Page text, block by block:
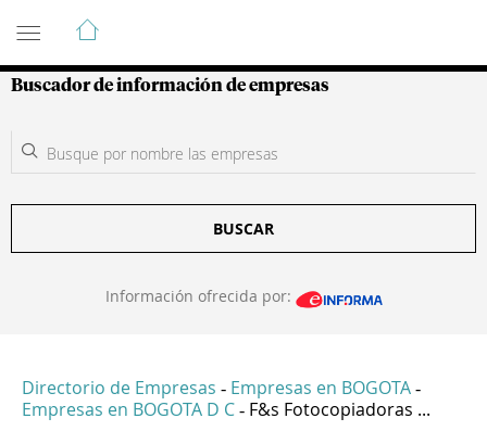
Guía de Empresas Colombianas
Buscador de información de empresas
BUSCAR
Información ofrecida por:
Directorio de Empresas - Empresas en BOGOTA -
Empresas en BOGOTA D C - F&s Fotocopiadoras ...